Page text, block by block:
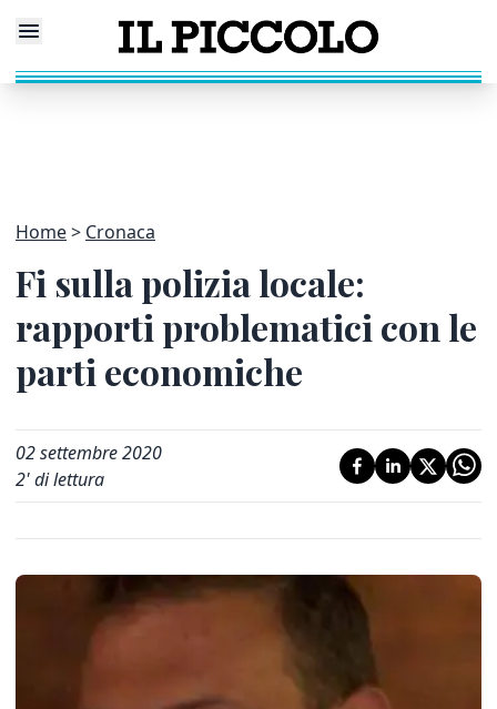
Home Cronaca
Fi sulla polizia locale:
rapporti problematici con le
parti economiche
02 settembre 2020
2' di lettura